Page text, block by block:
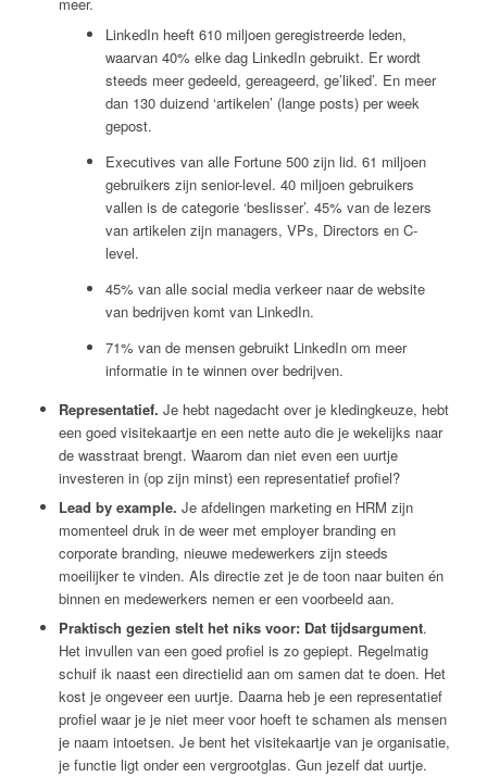
LinkedIn heeft 610 miljoen geregistreerde leden,
waarvan 40% elke dag LinkedIn gebruikt. Er wordt
steeds meer gedeeld, gereageerd, ge’liked’. En meer
dan 130 duizend ‘artikelen’ (lange posts) per week
gepost.
Executives van alle Fortune 500 zijn lid. 61 miljoen
gebruikers zijn senior-level. 40 miljoen gebruikers
vallen is de categorie ‘beslisser’. 45% van de lezers
van artikelen zijn managers, VPs, Directors en C-
level.
45% van alle social media verkeer naar de website
van bedrijven komt van LinkedIn.
71% van de mensen gebruikt LinkedIn om meer
informatie in te winnen over bedrijven.
Representatief. Je hebt nagedacht over je kledingkeuze, hebt
een goed visitekaartje en een nette auto die je wekelijks naar
de wasstraat brengt. Waarom dan niet even een uurtje
investeren in (op zijn minst) een representatief profiel?
Lead by example. Je afdelingen marketing en HRM zijn
momenteel druk in de weer met employer branding en
corporate branding, nieuwe medewerkers zijn steeds
moeilijker te vinden. Als directie zet je de toon naar buiten én
binnen en medewerkers nemen er een voorbeeld aan.
Praktisch gezien stelt het niks voor: Dat tijdsargument.
Het invullen van een goed profiel is zo gepiept. Regelmatig
schuif ik naast een directielid aan om samen dat te doen. Het
kost je ongeveer een uurtje. Daarna heb je een representatief
profiel waar je je niet meer voor hoeft te schamen als mensen
je naam intoetsen. Je bent het visitekaartje van je organisatie,
je functie ligt onder een vergrootglas. Gun jezelf dat uurtje.